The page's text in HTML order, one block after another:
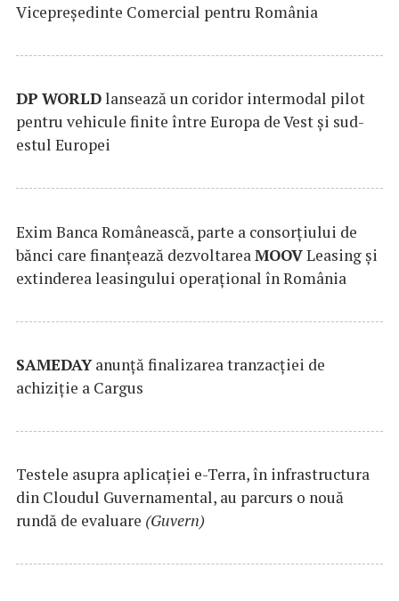
Vicepreședinte Comercial pentru România
DP WORLDlansează un coridor intermodal pilot
pentru vehicule finite între Europa de Vest și sud-
estul Europei
Exim Banca Românească, parte a consorțiului de
bănci care finanțează dezvoltarea MOOVLeasing și
extinderea leasingului operațional în România
SAMEDAYanunță finalizarea tranzacției de
achiziție a Cargus
Testele asupra aplicaţiei e-Terra, în infrastructura
din Cloudul Guvernamental, au parcurs o nouă
rundă de evaluare (Guvern)